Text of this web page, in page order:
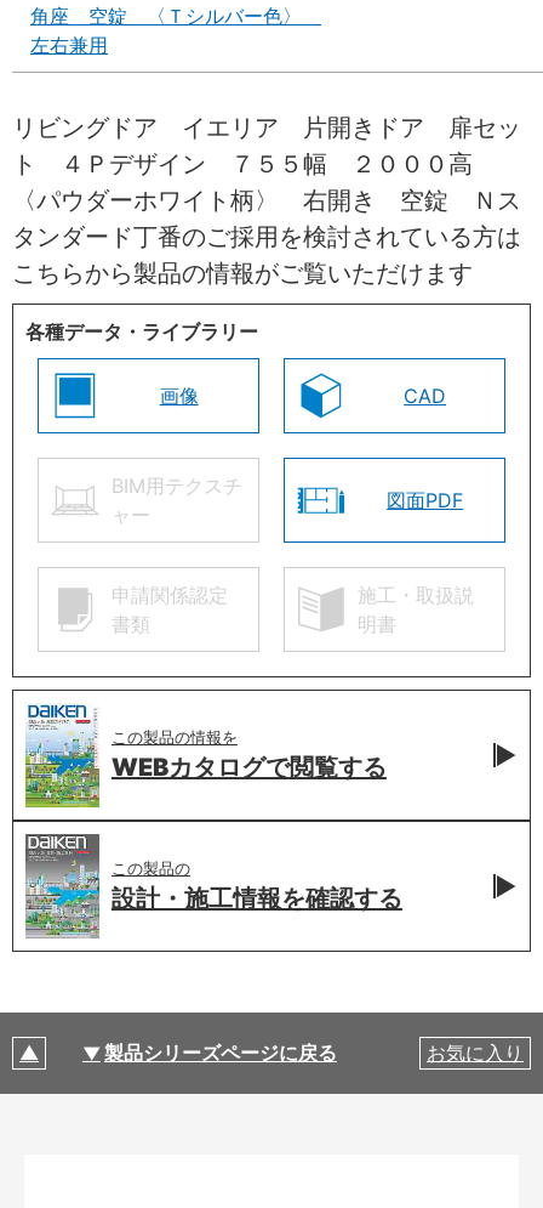
角座 空錠 〈Ｔシルバー色〉
左右兼用
リビングドア イエリア 片開きドア 扉セッ
ト ４Ｐデザイン ７５５幅 ２０００高
〈パウダーホワイト柄〉 右開き 空錠 Ｎス
タンダード丁番のご採用を検討されている方は
こちらから製品の情報がご覧いただけます
各種データ・ライブラリー
画像 CAD
BIM用テクスチ
ャー
図面PDF
申請関係認定
書類
施工・取扱説
明書
この製品の情報を
WEBカタログで閲覧する
この製品の
設計・施工情報を確認する
製品シリーズページに戻る お気に入り